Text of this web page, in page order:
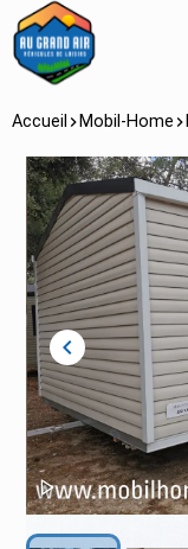
Accueil Mobil-Home
chevron_left